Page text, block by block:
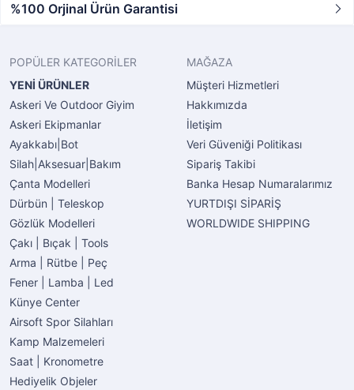
%100 Orjinal Ürün Garantisi
POPÜLER KATEGORİLER
YENİ ÜRÜNLER
Askeri Ve Outdoor Giyim
Askeri Ekipmanlar
Ayakkabı|Bot
Silah|Aksesuar|Bakım
Çanta Modelleri
Dürbün | Teleskop
Gözlük Modelleri
Çakı | Bıçak | Tools
Arma | Rütbe | Peç
Fener | Lamba | Led
Künye Center
Airsoft Spor Silahları
Kamp Malzemeleri
Saat | Kronometre
Hediyelik Objeler
MAĞAZA
Müşteri Hizmetleri
Hakkımızda
İletişim
Veri Güveniği Politikası
Sipariş Takibi
Banka Hesap Numaralarımız
YURTDIŞI SİPARİŞ
WORLDWIDE SHIPPING